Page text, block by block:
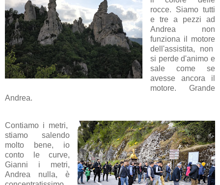
rocce. Siamo tutti
e tre a pezzi ad
Andrea non
funziona il motore
dell'assistita, non
si perde d'animo e
sale come se
avesse ancora il
motore. Grande
Andrea.
Contiamo i metri,
stiamo salendo
molto bene, io
conto le curve,
Gianni i metri,
Andrea nulla, è